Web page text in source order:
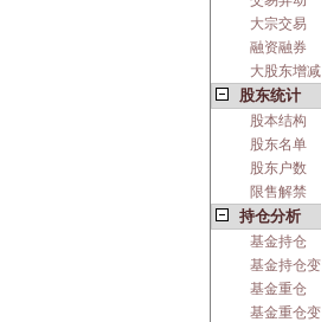
大宗交易
融资融券
大股东增
股东统计
股本结构
股东名单
股东户数
限售解禁
持仓分析
基金持仓
基金持仓
基金重仓
基金重仓